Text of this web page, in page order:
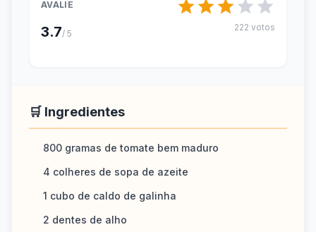
AVALIE
3.7/ 5
222 votos
🛒 Ingredientes
800 gramas de tomate bem maduro
4 colheres de sopa de azeite
1 cubo de caldo de galinha
2 dentes de alho